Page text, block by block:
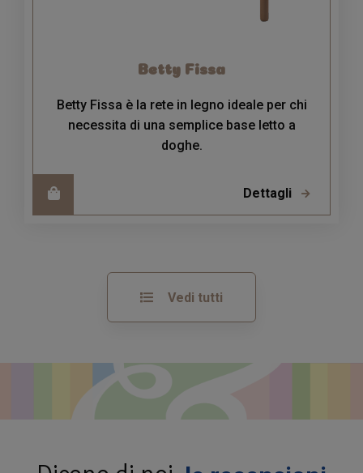
Betty Fissa
Betty Fissa è la rete in legno ideale per chi
necessita di una semplice base letto a
doghe.
Dettagli
Vedi tutti